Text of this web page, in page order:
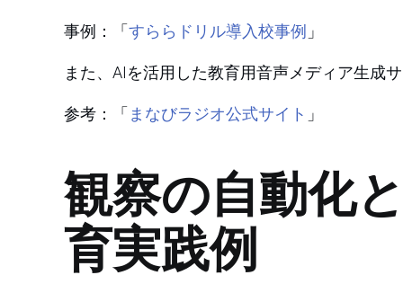
事例：「 すららドリル導入校事例 」
また、AIを活用した教育用音声メディア生成
参考：「 まなびラジオ公式サイト 」
観察の自動化
育実践例